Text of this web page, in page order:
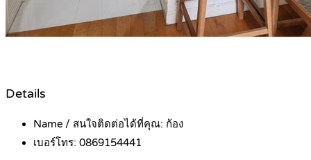
Details
Name / สนใจติดต่อได้ที่คุณ: ก้อง
เบอร์โทร: 0869154441